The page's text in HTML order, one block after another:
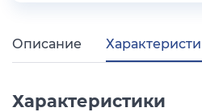
Описание
Характеристики